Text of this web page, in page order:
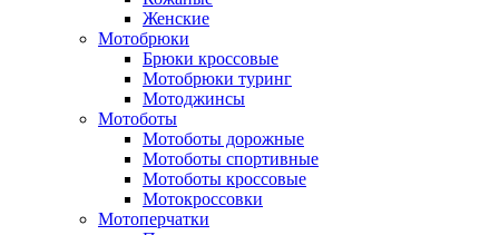
Женские
Мотобрюки
Брюки кроссовые
Мотобрюки туринг
Мотоджинсы
Мотоботы
Мотоботы дорожные
Мотоботы спортивные
Мотоботы кроссовые
Мотокроссовки
Мотоперчатки